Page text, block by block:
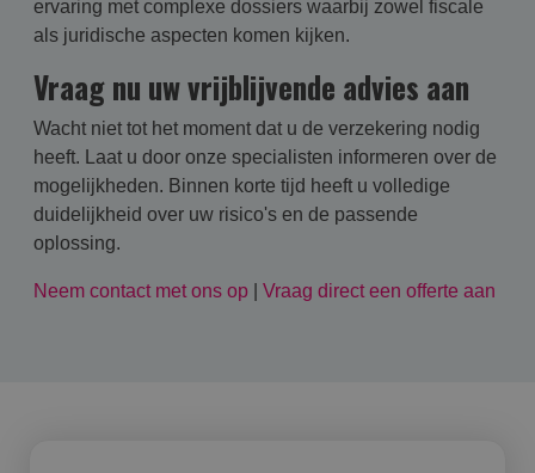
ervaring met complexe dossiers waarbij zowel fiscale
als juridische aspecten komen kijken.
Vraag nu uw vrijblijvende advies aan
Wacht niet tot het moment dat u de verzekering nodig
heeft. Laat u door onze specialisten informeren over de
mogelijkheden. Binnen korte tijd heeft u volledige
duidelijkheid over uw risico's en de passende
oplossing.
Neem contact met ons op Vraag direct een offerte aan